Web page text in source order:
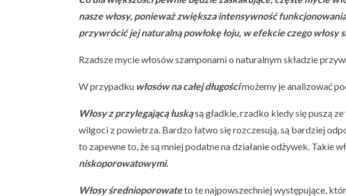
nasze włosy, ponieważ zwiększa intensywność
przywrócić jej naturalną powłokę łoju, w efekcie czego włosy
Rzadsze mycie włosów szamponami o naturalnym składzie
W przypadku włosów na całej długościmożemy je analizować
Włosy z przylegającą łuskąsą gładkie, rzadko kiedy się puszą
wilgoci z powietrza. Bardzo łatwo się rozczesują, są bardziej
to zapewne to, że są mniej podatne na działanie odżywek. Takie
niskoporowatowymi.
Włosy średnioporowateto te najpowszechniej występujące,